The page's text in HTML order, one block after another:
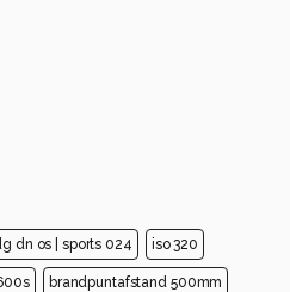
dn os | sports 024 iso 320
brandpuntafstand 500mm